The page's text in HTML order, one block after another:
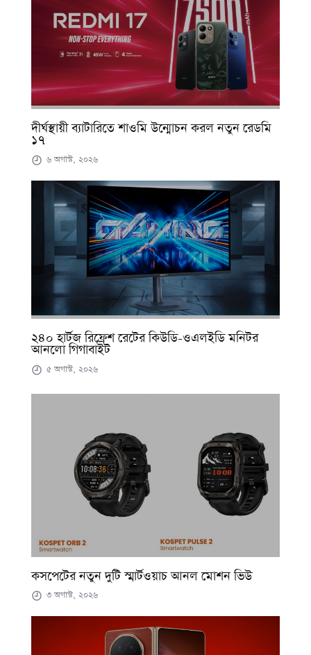
দীর্ঘস্থায়ী ব্যাটারিতে শাওমি উন্মোচন করল নতুন রেডমি
১৭
৬ অগাস্ট, ২০২৬
২৪০ হার্টজ রিফ্রেশ রেটের কিউডি-ওএলইডি মনিটর
আনলো গিগাবাইট
৫ অগাস্ট, ২০২৬
কসপেটের নতুন দুটি স্মার্টওয়াচ আনল মোশন ভিউ
৩ অগাস্ট, ২০২৬